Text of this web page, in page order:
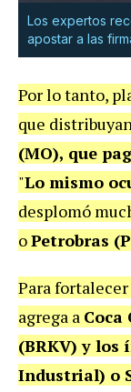
Los expertos
apostar a las
Por lo tanto,
que
(MO), que
"Lo mismo
desplomó
oPetrobras
Para
agrega a Coca
(BRKV) y los
Industrial) o